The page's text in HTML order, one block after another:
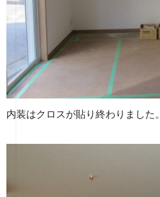
内装はクロスが貼り終わりました。